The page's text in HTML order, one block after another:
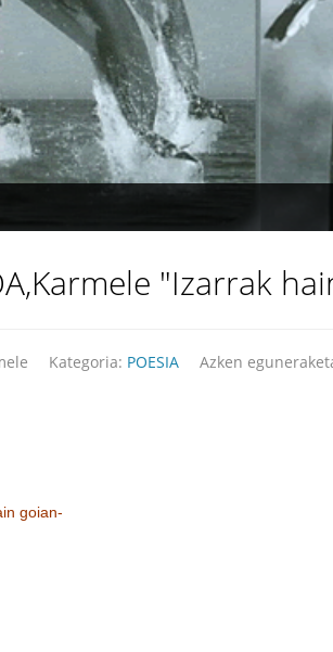
"Izarrak
Kategoria: POESIA Azken
goian-